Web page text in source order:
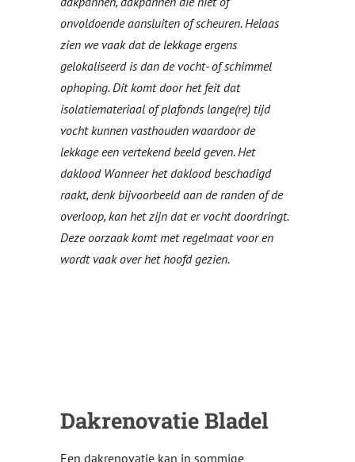
onvoldoende aansluiten of scheuren. Helaas
zien we vaak dat de lekkage ergens
gelokaliseerd is dan de vocht- of schimmel
ophoping. Dit komt door het feit dat
isolatiemateriaal of plafonds lange(re) tijd
vocht kunnen vasthouden waardoor de
lekkage een vertekend beeld geven. Het
daklood Wanneer het daklood beschadigd
raakt, denk bijvoorbeeld aan de randen of de
overloop, kan het zijn dat er vocht doordringt.
Deze oorzaak komt met regelmaat voor en
wordt vaak over het hoofd gezien.
Dakrenovatie Bladel
Een dakrenovatie kan in sommige